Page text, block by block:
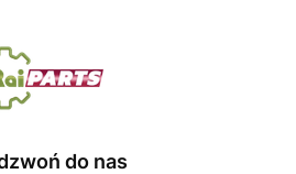
do nas